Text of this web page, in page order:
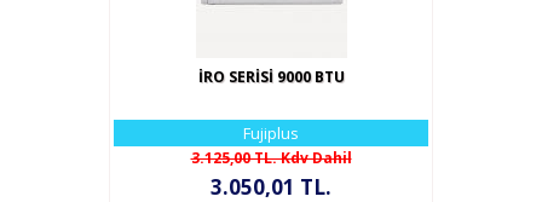
İRO SERİSİ 9000 BTU
Fujiplus
3.125,00 TL. Kdv Dahil
3.050,01 TL.